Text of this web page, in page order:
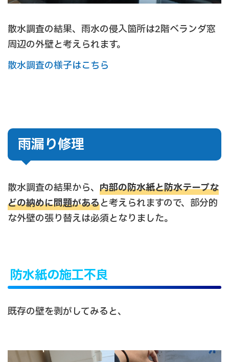
散水調査の結果、雨水の侵入箇所は2階ベランダ窓
周辺の外壁と考えられます。
散水調査の様子はこちら
雨漏り修理
散水調査の結果から、 内部の防水紙と防水テープな
どの納めに問題があると考えられますので、部分的
な外壁の張り替えは必須となりました。
防水紙の施工不良
既存の壁を剥がしてみると、